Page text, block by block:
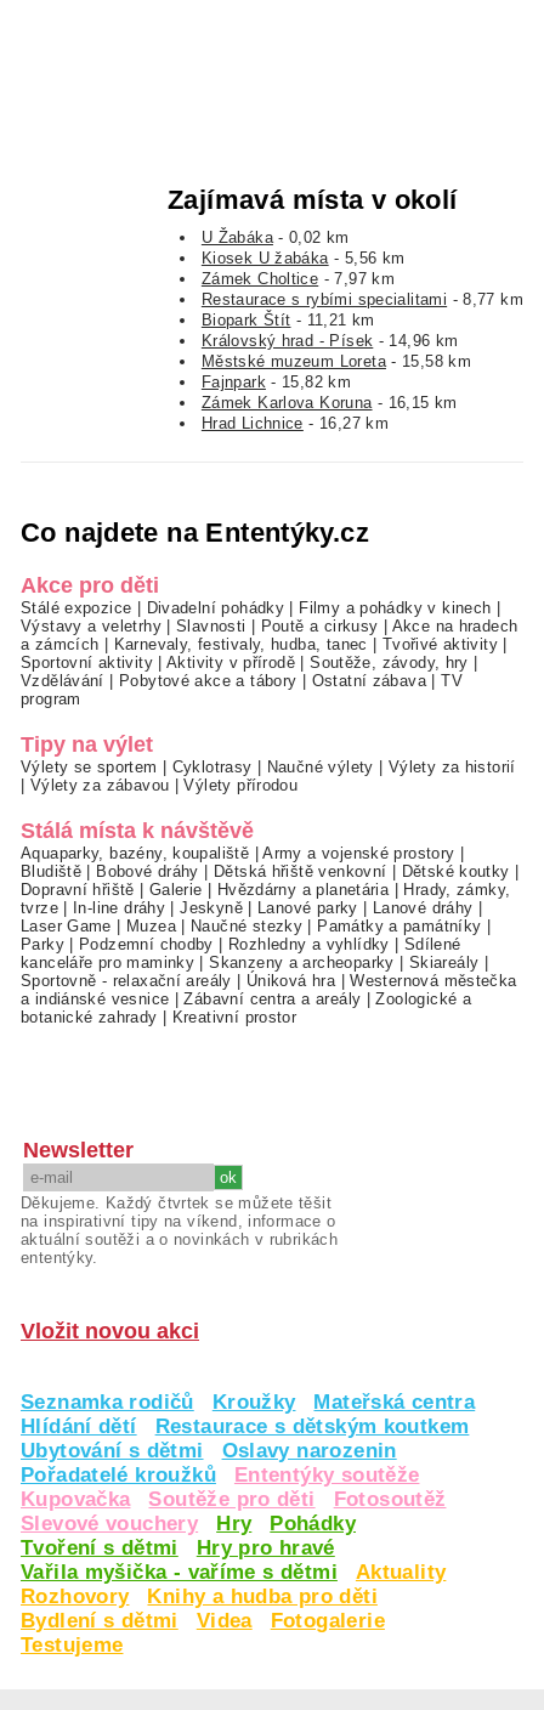
Zajímavá místa v okolí
U Žabáka- 0,02 km
Kiosek U žabáka - 5,56 km
Zámek Choltice - 7,97 km
Restaurace s rybími specialitami - 8,77 km
Biopark Štít - 11,21 km
Královský hrad - Písek - 14,96 km
Městské muzeum Loreta- 15,58 km
Fajnpark - 15,82 km
Zámek Karlova Koruna - 16,15 km
Hrad Lichnice - 16,27 km
Co najdete na Ententýky.cz
Akce pro děti
Stálé expozice Divadelní pohádky Filmy a pohádky v kinech
Výstavy a veletrhy|Slavnosti Poutě a cirkusy
Akce na hradech
a zámcích
Karnevaly, festivaly, hudba, tanec Tvořivé aktivity
Sportovní aktivity|Aktivity v přírodě |Soutěže, závody, hry
Vzdělávání
Pobytové akce a tábory Ostatní zábava |TV
program
Tipy na výlet
Výlety se sportem Cyklotrasy Naučné výlety
Výlety za historií
Výlety za zábavou |Výlety přírodou
Stálá místa k návštěvě
Aquaparky, bazény, koupaliště |Army a vojenské prostory
Bludiště
Bobové dráhy Dětská hřiště venkovní Dětské koutky
Dopravní hřiště
Galerie Hvězdárny a planetária
Hrady, zámky,
tvrze| In-line dráhy |Jeskyně| Lanové parky Lanové dráhy
Laser Game
Muzea| Naučné stezky Památky a památníky
Parky| Podzemní chodby Rozhledny a vyhlídky
Sdílené
kanceláře pro maminky |Skanzeny a archeoparky Skiareály
Sportovně - relaxační areály
Úniková hra |Westernová městečka
a indiánské vesnice |Zábavní centra a areály |Zoologické a
botanické zahrady
Kreativní prostor
Newsletter
Děkujeme. Každý čtvrtek se můžete těšit
na inspirativní tipy na víkend, informace o
aktuální soutěži a o novinkách v rubrikách
ententýky.
Vložit novou akci
Seznamka rodičů Kroužky
Mateřská centra
Hlídání dětí
Restaurace s dětským koutkem
Ubytování s dětmi
Oslavy narozenin
Pořadatelé kroužků
Ententýky soutěže
Kupovačka
Soutěže pro děti
Fotosoutěž
Slevové vouchery
Hry
Pohádky
Tvoření s dětmi
Hry pro hravé
Vařila myšička - vaříme s dětmi
Aktuality
Rozhovory
Knihy a hudba pro děti
Bydlení s dětmi
Videa
Fotogalerie
Testujeme